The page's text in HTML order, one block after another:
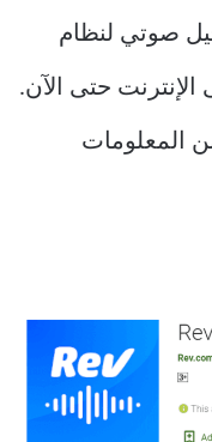
تسجيل صوتي لنظام
المعلومات